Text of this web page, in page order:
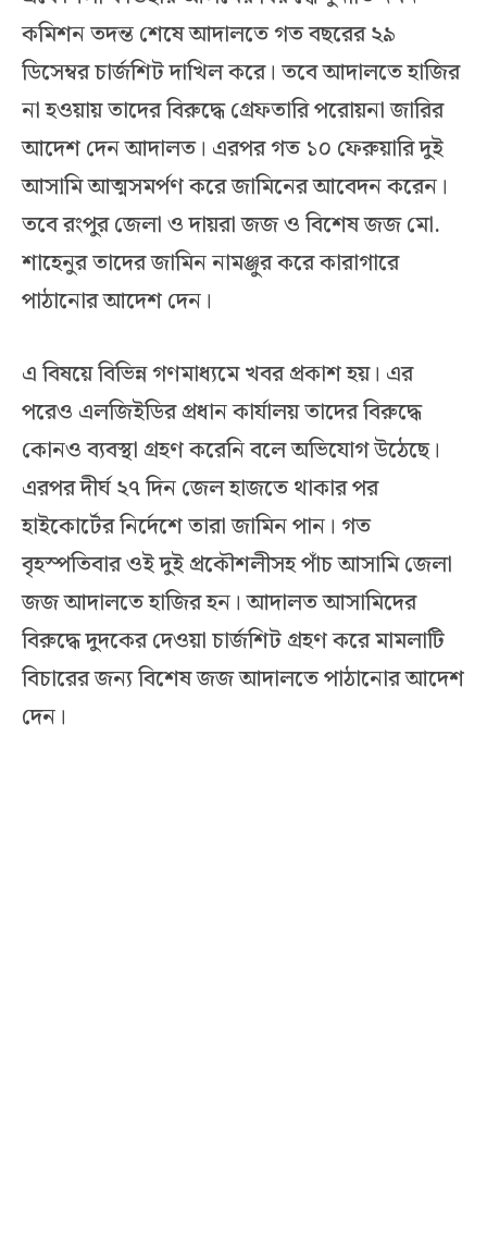
কমিশন তদন্ত শেষে আদালতে গত বছরের ২৯
ডিসেম্বর চার্জশিট দাখিল করে। তবে আদালতে হাজির
না হওয়ায় তাদের বিরুদ্ধে গ্রেফতারি পরোয়না জারির
আদেশ দেন আদালত। এরপর গত ১০ ফেরুয়ারি দুই
আসামি আত্মসমর্পণ করে জামিনের আবেদন করেন।
তবে রংপুর জেলা ও দায়রা জজ ও বিশেষ জজ মো.
শাহেনুর তাদের জামিন নামঞ্জুর করে কারাগারে
পাঠানোর আদেশ দেন।
এ বিষয়ে বিভিন্ন গণমাধ্যমে খবর প্রকাশ হয়। এর
পরেও এলজিইডির প্রধান কার্যালয় তাদের বিরুদ্ধে
কোনও ব্যবস্থা গ্রহণ করেনি বলে অভিযোগ উঠেছে।
এরপর দীর্ঘ ২৭ দিন জেল হাজতে থাকার পর
হাইকোর্টের নির্দেশে তারা জামিন পান। গত
বৃহস্পতিবার ওই দুই প্রকৌশলীসহ পাঁচ আসামি জেলা
জজ আদালতে হাজির হন। আদালত আসামিদের
বিরুদ্ধে দুদকের দেওয়া চার্জশিট গ্রহণ করে মামলাটি
বিচারের জন্য বিশেষ জজ আদালতে পাঠানোর আদেশ
দেন।